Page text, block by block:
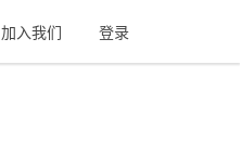
加入我们 登录